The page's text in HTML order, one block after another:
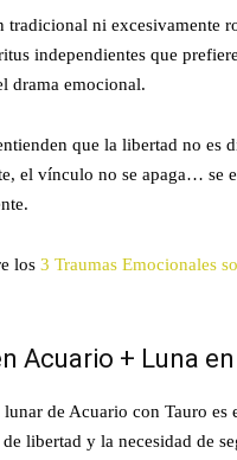
tradicional ni excesivamente
independientes que
drama emocional.
que la libertad no es
el vínculo no se apaga… se
los 3 Traumas Emocionales
Acuario + Luna
de Acuario con Tauro es
libertad y la necesidad de